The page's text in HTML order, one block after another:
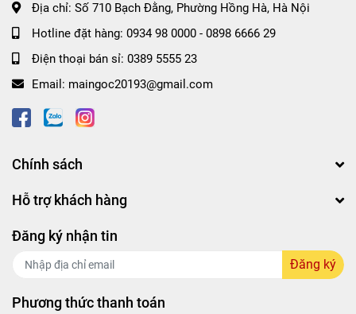
Jenny về sẵn 5 màu :
#CB02: Hồng nude
#CB04 : Hồng baby
Địa chỉ: Số 710 Bạch Đằng, Phường Hồng Hà, Hà Nội
Hotline đặt hàng: 0934 98 0000 - 0898 6666 29
Điện thoại bán sỉ: 0389 5555 23
Email: maingoc20193@gmail.com
Chính sách
Hỗ trợ khách hàng
Đăng ký nhận tin
Đăng ký
Phương thức thanh toán